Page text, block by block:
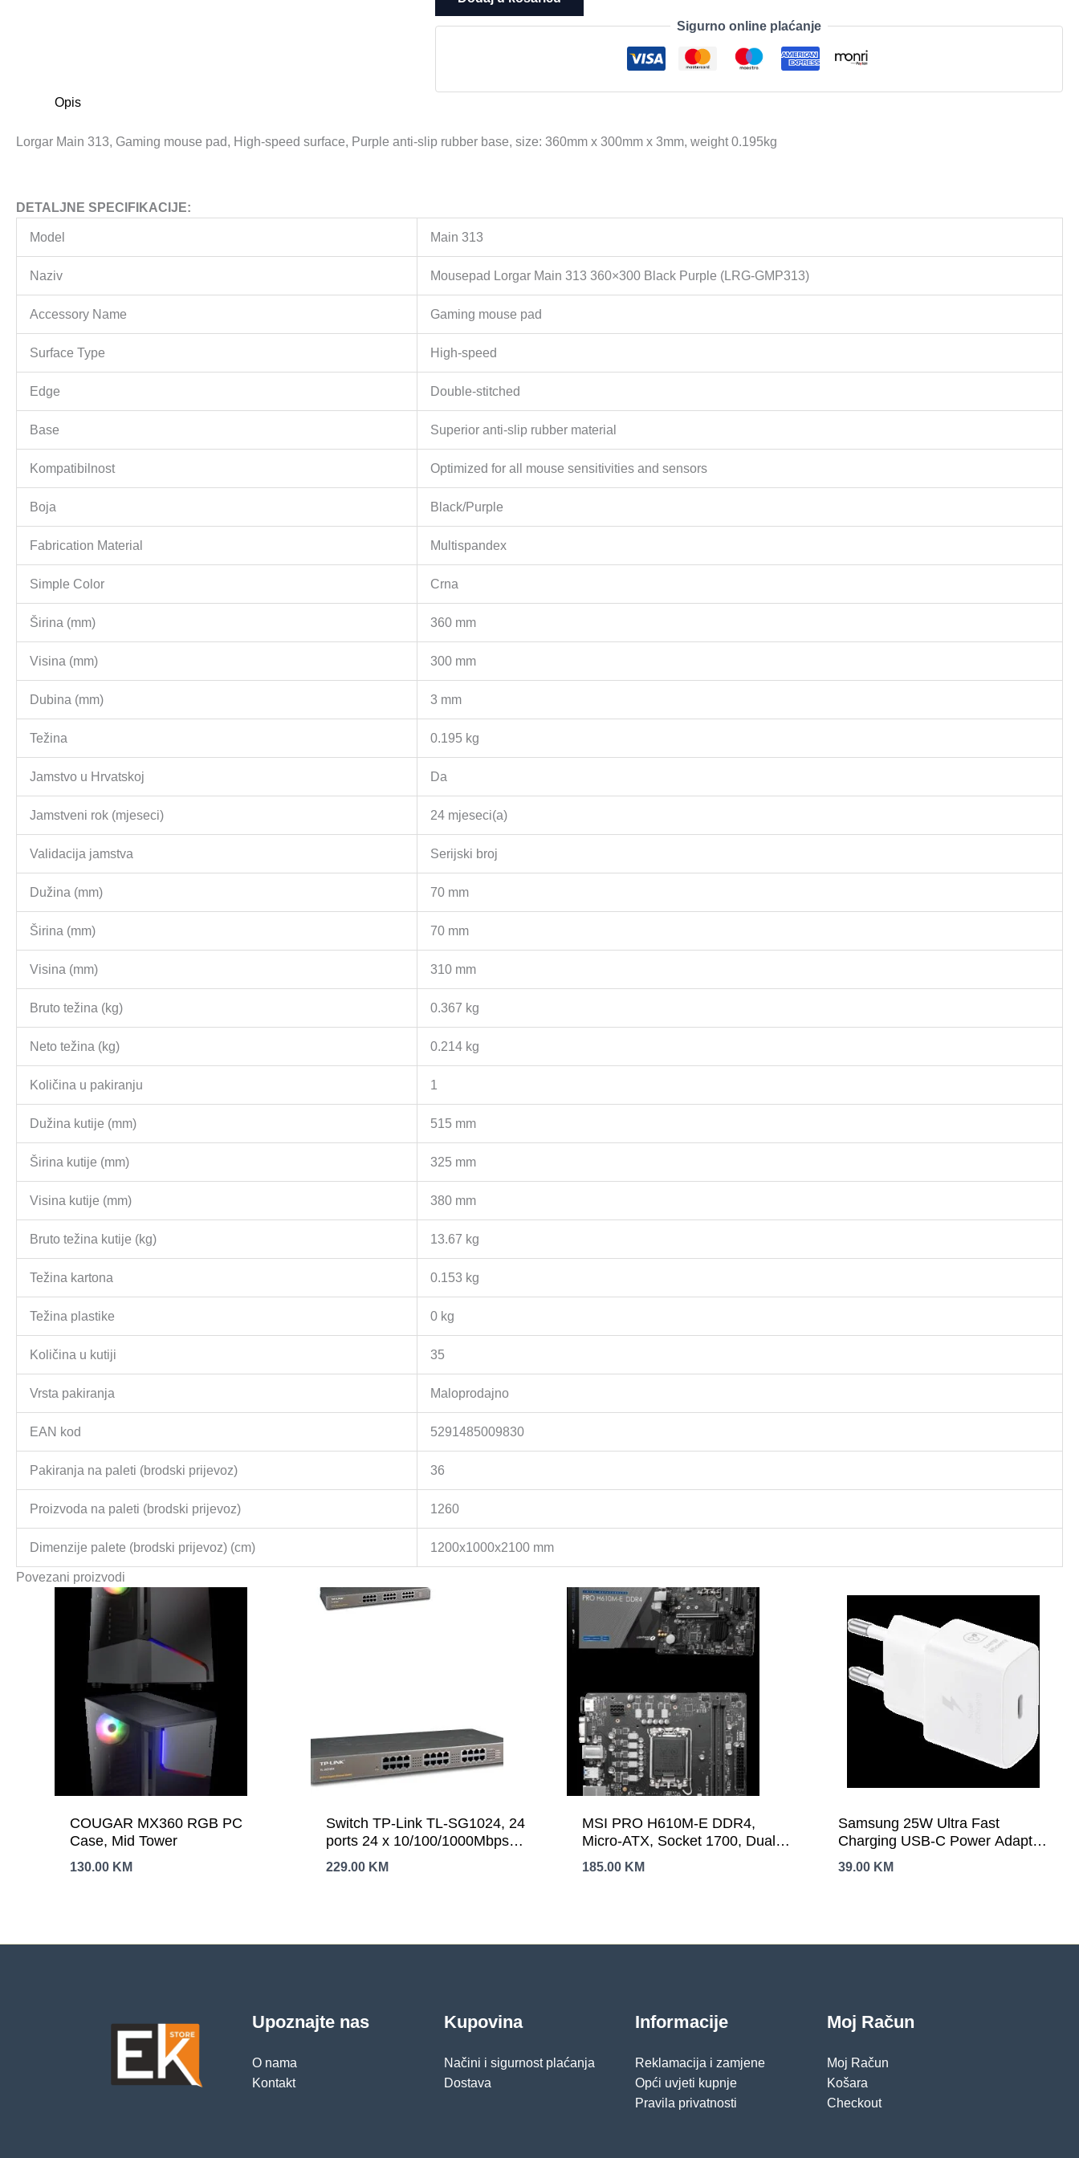
mouse
speed
anti-
size:
x
x
3mm,
weight
0.195kg
količina
Sigurno online plaćanje
Opis
Lorgar Main 313, Gaming mouse pad, High-speed surface, Purple anti-slip rubber base, size: 360mm x 300mm x 3mm, weight 0.195kg
DETALJNE SPECIFIKACIJE:
Model Main 313
Naziv Mousepad Lorgar Main 313 360×300 Black Purple (LRG-GMP313)
Accessory Name Gaming mouse pad
Surface Type High-speed
Edge Double-stitched
Base Superior anti-slip rubber material
Kompatibilnost Optimized for all mouse sensitivities and sensors
Boja Black/Purple
Fabrication Material Multispandex
Simple Color Crna
Širina (mm) 360 mm
Visina (mm) 300 mm
Dubina (mm) 3 mm
Težina 0.195 kg
Jamstvo u Hrvatskoj Da
Jamstveni rok (mjeseci) 24 mjeseci(a)
Validacija jamstva Serijski broj
Dužina (mm) 70 mm
Širina (mm) 70 mm
Visina (mm) 310 mm
Bruto težina (kg) 0.367 kg
Neto težina (kg) 0.214 kg
Količina u pakiranju 1
Dužina kutije (mm) 515 mm
Širina kutije (mm) 325 mm
Visina kutije (mm) 380 mm
Bruto težina kutije (kg) 13.67 kg
Težina kartona 0.153 kg
Težina plastike 0 kg
Količina u kutiji 35
Vrsta pakiranja Maloprodajno
EAN kod 5291485009830
Pakiranja na paleti (brodski prijevoz) 36
Proizvoda na paleti (brodski prijevoz) 1260
Dimenzije palete (brodski prijevoz) (cm) 1200x1000x2100 mm
Povezani proizvodi
COUGAR MX360 RGB PC
Case, Mid Tower
130.00 KM
Switch TP-Link TL-SG1024, 24
ports 24 x 10/100/1000Mbps
RJ45 ports, Rackmount,
MDI/MDI-X switch, Unmanaged
229.00 KM
MSI PRO H610M-E DDR4,
Micro-ATX, Socket 1700, Dual
Channel DDR4 3200(OC)MHz,
1x PCIe x16 slots, 1x M.2 slots,
185.00 KM
Samsung 25W Ultra Fast
Charging USB-C Power Adapter
White (cable included)
39.00 KM
Upoznajte nas
O nama
Kontakt
Kupovina
Načini i sigurnost plaćanja
Dostava
Informacije
Reklamacija i zamjene
Opći uvjeti kupnje
Pravila privatnosti
Moj Račun
Moj Račun
Košara
Checkout